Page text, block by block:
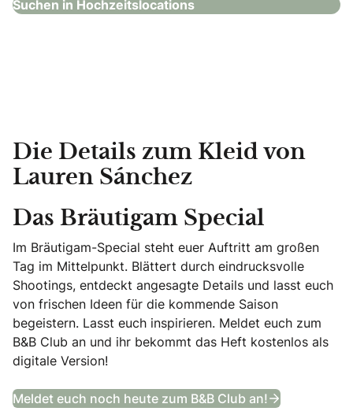
Suchen in Hochzeitslocations
Die Details zum Kleid von
Lauren Sánchez
Das Bräutigam Special
Im Bräutigam-Special steht euer Auftritt am großen
Tag im Mittelpunkt. Blättert durch eindrucksvolle
Shootings, entdeckt angesagte Details und lasst euch
von frischen Ideen für die kommende Saison
begeistern. Lasst euch inspirieren. Meldet euch zum
B&B Club an und ihr bekommt das Heft kostenlos als
digitale Version!
Meldet euch noch heute zum B&B Club an! Das